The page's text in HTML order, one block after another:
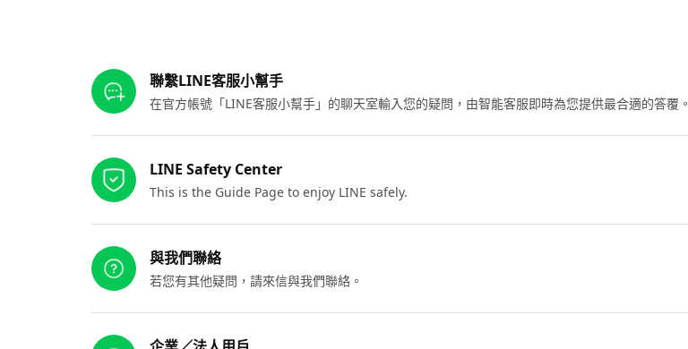
聯繫LINE客服小幫手
在官方帳號「LINE客服小幫手」的聊天室輸入您的疑問，由智能客服即時為您提供最合適的答覆。
LINE Safety Center
This is the Guide Page to enjoy LINE safely.
與我們聯絡
若您有其他疑問，請來信與我們聯絡。